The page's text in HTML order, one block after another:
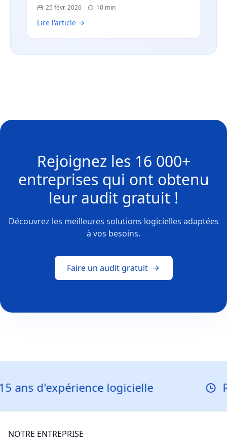
25 févr. 2026 10 min
Lire l'article
Rejoignez les 16 000+
entreprises qui ont obtenu
leur audit gratuit !
Découvrez les meilleures solutions logicielles adaptées
à vos besoins.
Faire un audit gratuit
logicielle Réponse en
NOTRE ENTREPRISE